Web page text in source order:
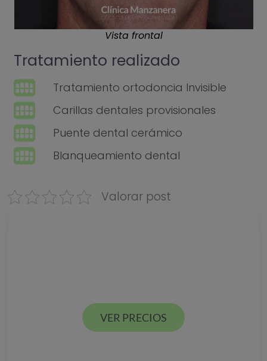
Vista frontal
Tratamiento realizado
Tratamiento ortodoncia Invisible
Carillas dentales provisionales
Puente dental cerámico
Blanqueamiento dental
Valorar post
VER PRECIOS